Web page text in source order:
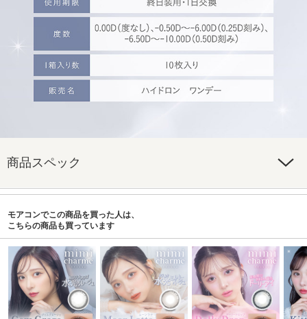
商品スペック
モアコンでこの商品を買った人は、
こちらの商品も買っています